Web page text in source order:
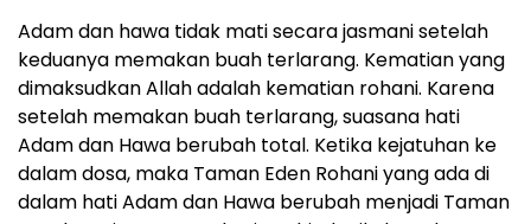
Adam dan hawa tidak mati secara jasmani setelah
keduanya memakan buah terlarang. Kematian yang
dimaksudkan Allah adalah kematian rohani. Karena
setelah memakan buah terlarang, suasana hati
Adam dan Hawa berubah total. Ketika kejatuhan ke
dalam dosa, maka Taman Eden Rohani yang ada di
dalam hati Adam dan Hawa berubah menjadi Taman